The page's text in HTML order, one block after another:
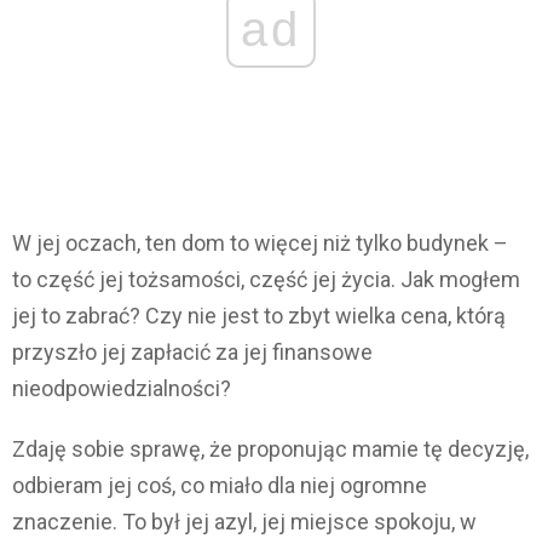
ad
W jej oczach, ten dom to więcej niż tylko budynek –
to część jej tożsamości, część jej życia. Jak mogłem
jej to zabrać? Czy nie jest to zbyt wielka cena, którą
przyszło jej zapłacić za jej finansowe
nieodpowiedzialności?
Zdaję sobie sprawę, że proponując mamie tę decyzję,
odbieram jej coś, co miało dla niej ogromne
znaczenie. To był jej azyl, jej miejsce spokoju, w